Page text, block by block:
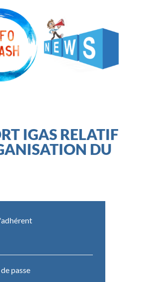
IGAS RELATIF
DU
passe